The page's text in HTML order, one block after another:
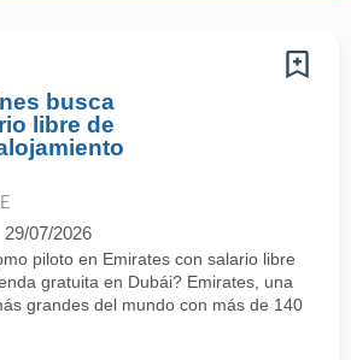
busca
libre de
29/07/2026
piloto en Emirates con salario libre
gratuita en Dubái? Emirates, una
grandes del mundo con más de 140